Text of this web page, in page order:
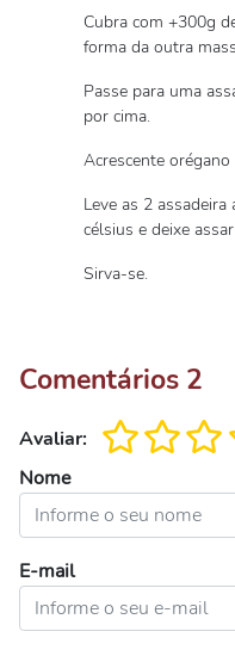
Cubra com +300g
forma da outra
Passe para uma
por cima.
Acrescente
Leve as 2
célsius e deixe
Sirva-se.
Comentários 2
Avaliar:
Nome
E-mail